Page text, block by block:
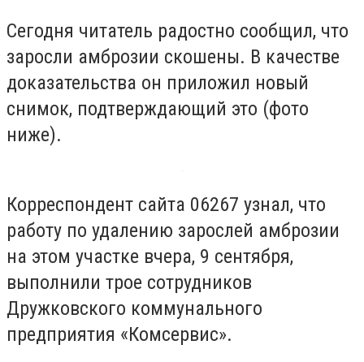
Сегодня читатель радостно сообщил, что
заросли амброзии скошены. В качестве
доказательства он приложил новый
снимок, подтверждающий это (фото
ниже).
Корреспондент сайта 06267 узнал, что
работу по удалению зарослей амброзии
на этом участке вчера, 9 сентября,
выполнили трое сотрудников
Дружковского коммунального
предприятия «Комсервис».